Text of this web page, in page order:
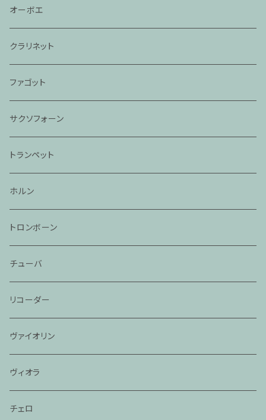
オーボエ
クラリネット
ファゴット
サクソフォーン
トランペット
ホルン
トロンボーン
チューバ
リコーダー
ヴァイオリン
ヴィオラ
チェロ